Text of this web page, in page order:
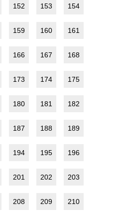
152 153 154
159 160 161
166 167 168
173 174 175
180 181 182
187 188 189
194 195 196
201 202 203
208 209 210